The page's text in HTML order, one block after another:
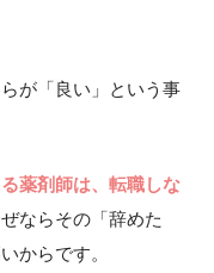
が「良い」という事
薬剤師は、転職しな
ならその「辞めた
からです。